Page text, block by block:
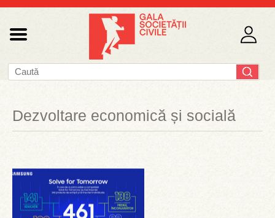
Dezvoltare economică și socială